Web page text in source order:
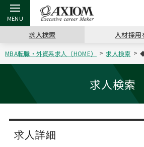
戻る
アクシアムの特長
サービス案内
コンサルタントの紹介
戻る
キャリア支援 TOP
キャリアデザイン講座
（最新求人市場動向）
ステージ別アドバイス
戻る
転職ツール TOP
英文レジュメの書き方
職務経歴書の書き方
戻る
転職コラム TOP
“展”職相談室
転職市場の明日をよめ
戻る
イベント・セミナー TOP
ジョブフェア
キャリアデザインセミナー
戻る
会社概要 TOP
沿革
主なクライアント
求人検索 人材採用
MBA転職・外資系求人（HOME） 求人検索
求人検索
求人詳細